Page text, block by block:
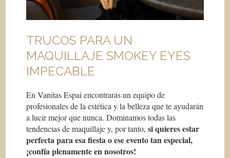
TRUCOS PARA UN
MAQUILLAJE SMOKEY EYES
IMPECABLE
En Vanitas Espai encontrarás un equipo de
profesionales de la estética y la belleza que te ayudarán
a lucir mejor que nunca. Dominamos todas las
tendencias de maquillaje y, por tanto,si quieres estar
perfecta para esa fiesta o ese evento tan especial,
¡confía plenamente en nosotros!